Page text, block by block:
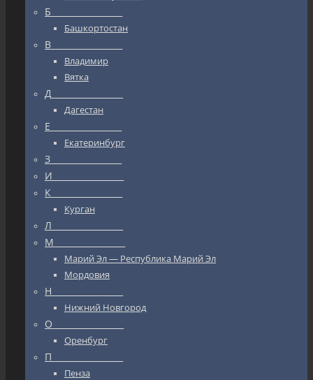
Б_________________
Башкортостан
В_________________
Владимир
Вятка
Д_________________
Дагестан
Е_________________
Екатеринбург
З_________________
И_________________
К_________________
Курган
Л_________________
М_________________
Марий Эл — Республика Марий Эл
Мордовия
Н_________________
Нижний Новгород
О_________________
Оренбург
П_________________
Пенза